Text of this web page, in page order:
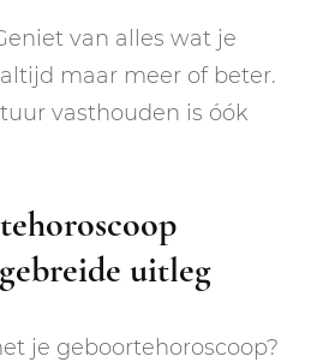
van alles wat je
maar meer of beter.
vasthouden is óók
uitleg
je geboortehoroscoop?